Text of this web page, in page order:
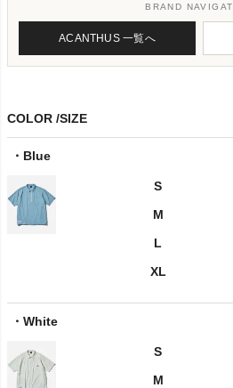
BRAND
ACANTHUS 一覧へ
COLOR SIZE
Blue
S
M
L
XL
White
S
M